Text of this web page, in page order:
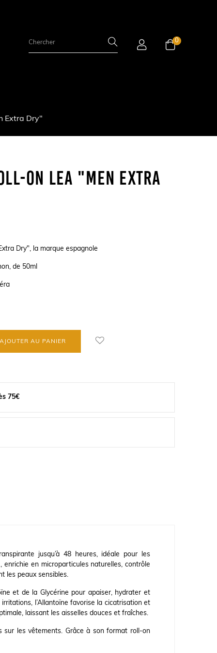
0
Extra Dry"
On LEA "Men Extra
Dry", la marque espagnole
de 50ml
AU PANIER
75€
jusqu’à 48 heures, idéale pour les
en microparticules naturelles, contrôle
les peaux sensibles.
et de la Glycérine pour apaiser, hydrater et
l’Allantoïne favorise la cicatrisation et
laissant les aisselles douces et fraîches.
sur les vêtements. Grâce à son format roll-on